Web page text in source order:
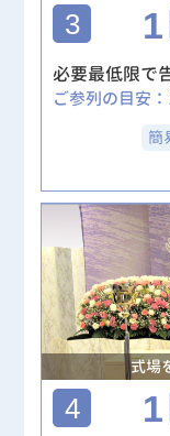
3
必要最低限で
ご参列の目安：
簡
式場
4